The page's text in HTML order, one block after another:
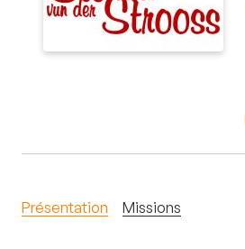
Présentation Missions